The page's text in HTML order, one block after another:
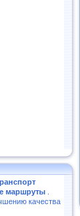
маршруты
качества